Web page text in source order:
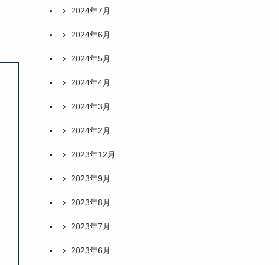
2024年7月
2024年6月
2024年5月
2024年4月
2024年3月
2024年2月
2023年12月
2023年9月
2023年8月
2023年7月
2023年6月